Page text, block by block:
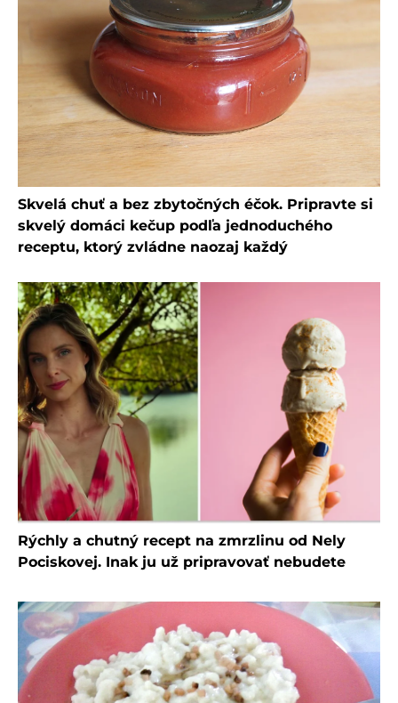
Skvelá chuť a bez zbytočných éčok. Pripravte si
skvelý domáci kečup podľa jednoduchého
receptu, ktorý zvládne naozaj každý
Rýchly a chutný recept na zmrzlinu od Nely
Pociskovej. Inak ju už pripravovať nebudete